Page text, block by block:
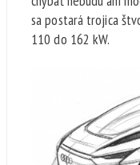
sa postará trojica
110 do 162 kW.